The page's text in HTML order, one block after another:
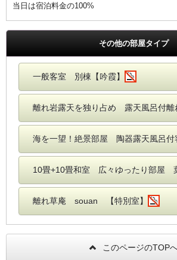
当日は宿泊料金の100%
その他の部屋タイプ
一般客室 別棟【吟霞】
離れ岩露天を独り占め 露天風呂付離
海を一望！絶景部屋 陶器露天風呂付
10畳+10畳和室 広々ゆったり部屋
離れ草庵 souan 【特別室】
このページのTOP